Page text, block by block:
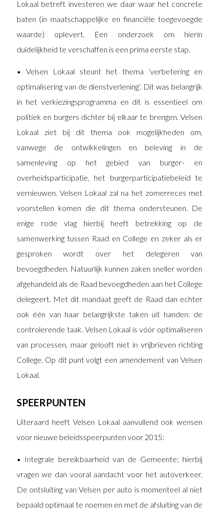
Lokaal betreft investeren we daar waar het concrete
baten (in maatschappelijke en financiële toegevoegde
waarde) oplevert. Een onderzoek om hierin
duidelijkheid te verschaffen is een prima eerste stap.
• Velsen Lokaal steunt het thema ‘verbetering en
optimalisering van de dienstverlening’. Dit was belangrijk
in het verkiezingsprogramma en dit is essentieel om
politiek en burgers dichter bij elkaar te brengen. Velsen
Lokaal ziet bij dit thema ook mogelijkheden om,
vanwege de ontwikkelingen en beleving in de
samenleving op het gebied van burger- en
overheidsparticipatie, het burgerparticipatiebeleid te
vernieuwen. Velsen Lokaal zal na het zomerreces met
voorstellen komen die dit thema ondersteunen. De
enige rode vlag hierbij heeft betrekking op de
samenwerking tussen Raad en College en zeker als er
gesproken wordt over het delegeren van
bevoegdheden. Natuurlijk kunnen zaken sneller worden
afgehandeld als de Raad bevoegdheden aan het College
delegeert. Met dit mandaat geeft de Raad dan echter
ook één van haar belangrijkste taken uit handen: de
controlerende taak. Velsen Lokaal is vóór optimaliseren
van processen, maar gelooft niet in vrijbrieven richting
College. Op dit punt volgt een amendement van Velsen
Lokaal.
SPEERPUNTEN
Uiteraard heeft Velsen Lokaal aanvullend ook wensen
voor nieuwe beleidsspeerpunten voor 2015:
• Integrale bereikbaarheid van de Gemeente; hierbij
vragen we dan vooral aandacht voor het autoverkeer.
De ontsluiting van Velsen per auto is momenteel al niet
bepaald optimaal te noemen en met de afsluiting van de